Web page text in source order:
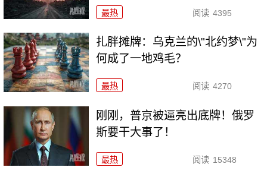
最热 阅读 4395
扎胖摊牌：乌克兰的\"北约梦\"为
何成了一地鸡毛？
最热 阅读 4270
刚刚，普京被逼亮出底牌！俄罗
斯要干大事了！
最热 阅读 15348